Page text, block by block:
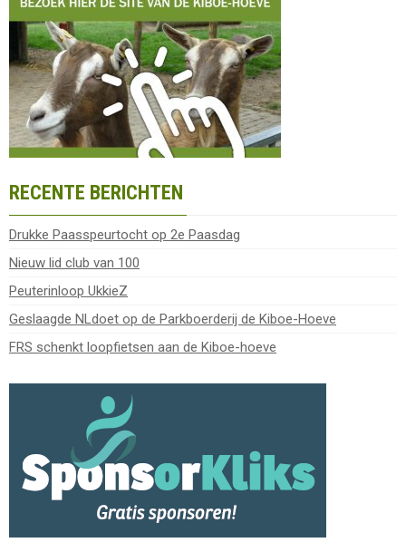
RECENTE BERICHTEN
Drukke Paasspeurtocht op 2e Paasdag
Nieuw lid club van 100
Peuterinloop UkkieZ
Geslaagde NLdoet op de Parkboerderij de Kiboe-Hoeve
FRS schenkt loopfietsen aan de Kiboe-hoeve